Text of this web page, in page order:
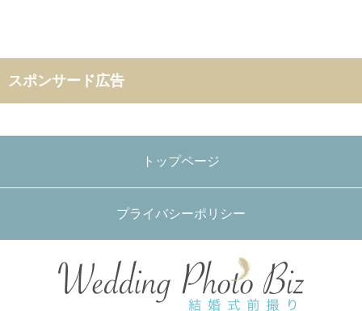
スポンサード広告
トップページ
プライバシーポリシー